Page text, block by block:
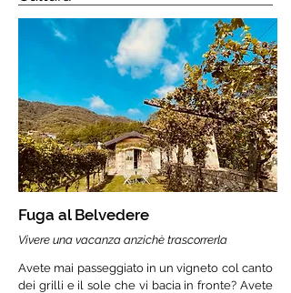
Fuga al Belvedere
Vivere una vacanza anzichè trascorrerla
Avete mai passeggiato in un vigneto col canto
dei grilli e il sole che vi bacia in fronte? Avete